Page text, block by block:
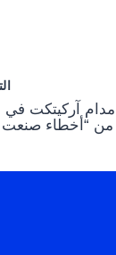
مدام آركيتكت في
من “أخطاء صنعت